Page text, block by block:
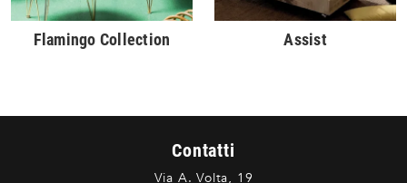
Flamingo Collection Assist
Contatti
Via A. Volta, 19